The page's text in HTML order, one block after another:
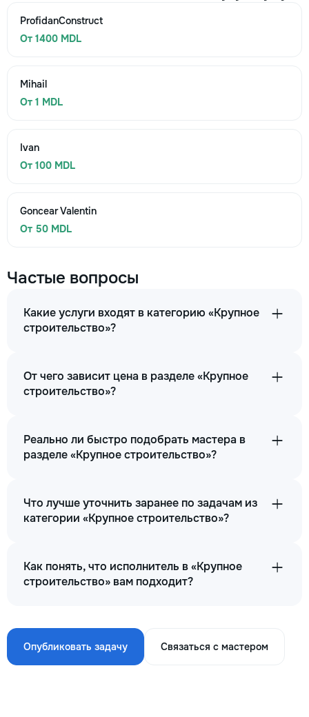
ProfidanConstruct
От 1400 MDL
Mihail
От 1 MDL
Ivan
От 100 MDL
Goncear Valentin
От 50 MDL
Частые вопросы
Какие услуги входят в категорию «Крупное
строительство»?
От чего зависит цена в разделе «Крупное
строительство»?
Реально ли быстро подобрать мастера в
разделе «Крупное строительство»?
Что лучше уточнить заранее по задачам из
категории «Крупное строительство»?
Как понять, что исполнитель в «Крупное
строительство» вам подходит?
Опубликовать задачу Связаться с мастером